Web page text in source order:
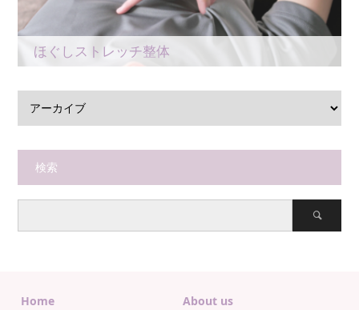
ほぐしストレッチ整体
検索
Home About us